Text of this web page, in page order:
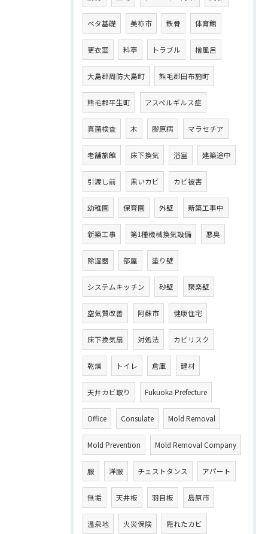
ベタ基礎 美祢市 鉄骨 体育館
更衣室 料亭 トラブル 檜風呂
大島郡周防大島町 熊毛郡田布施町
熊毛郡平生町 アスペルギルス症
真菌検査 木 膠原病 マラセチア
老舗旅館 床下換気 浴室 建築途中
引渡し前 黒いカビ カビ被害
幼稚園 保育園 外壁 新築工事中
新築工事 第1種機械換気設備 悪臭
除湿器 部屋 塗り壁
システムキッチン 砂壁 聚楽壁
空気質改善 阿蘇市 健康住宅
床下換気扇 対処法 カビリスク
乾燥 トイレ 倉庫 建材
天井カビ取り Fukuoka Prefecture
Office Consulate Mold Removal
Mold Prevention Mold Removal Company
服 洋服 チェストタンス アパート
無垢 天井板 羽目板 島原市
温泉地 火災保険 隠れたカビ